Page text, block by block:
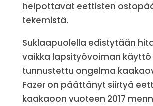
helpottavat eettisten
tekemistä.
Suklaapuolella edistytään
vaikka lapsityövoiman käyttö
tunnustettu ongelma
Fazer on päättänyt siirtyä
kaakaoon vuoteen 2017